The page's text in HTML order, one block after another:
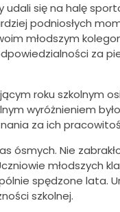
udali się na halę
podniosłych
młodszym
za
roku szkolnym
wyróżnieniem
za ich
ósmych. Nie
młodszych
spędzone lata.
szkolnej.